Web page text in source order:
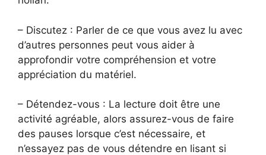
– Discutez : Parler de ce que vous avez lu avec
d’autres personnes peut vous aider à
approfondir votre compréhension et votre
appréciation du matériel.
– Détendez-vous : La lecture doit être une
activité agréable, alors assurez-vous de faire
des pauses lorsque c’est nécessaire, et
n’essayez pas de vous détendre en lisant si